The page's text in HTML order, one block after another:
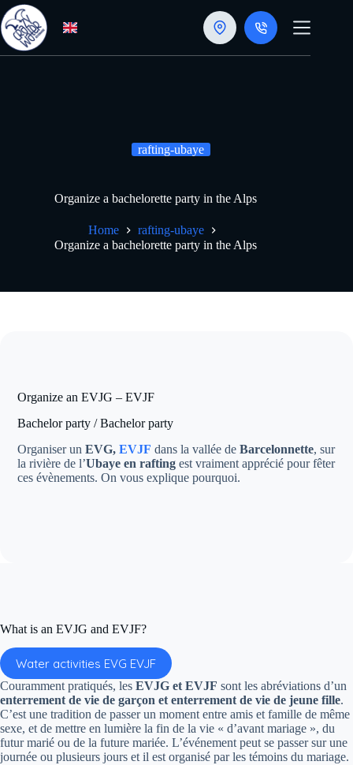
Skip
to
content
rafting-ubaye
Organize a bachelorette party in the Alps
Home
rafting-ubaye
Organize a bachelorette party in the Alps
Organize an EVJG – EVJF
Bachelor party / Bachelor party
Organiser unEVG,EVJF dans la vallée deBarcelonnette, sur
la rivière de l’Ubaye en rafting est vraiment apprécié pour fêter
ces évènements. On vous explique pourquoi.
What is an EVJG and EVJF?
Water activities EVG EVJF
Couramment pratiqués, les EVJG et EVJF sont les abréviations d’un
enterrement de vie de garçon et enterrement de vie de jeune fille.
C’est une tradition de passer un moment entre amis et famille de même
sexe, et de mettre en lumière la fin de la vie « d’avant mariage », du
futur marié ou de la future mariée. L’événement peut se passer sur une
journée ou plusieurs jours et il est organisé par les témoins du mariage.